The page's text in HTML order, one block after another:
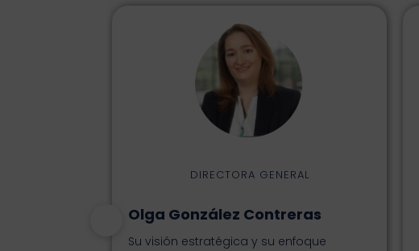
DIRECTORA GENERAL
Olga González Contreras
Su visión estratégica y su enfoque